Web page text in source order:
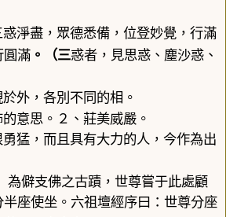
惑淨盡，眾德悉備，位登妙覺，行滿
圓滿。（三惑者，見思惑、塵沙惑、
外，各別不同的相。
的意思。２、莊美威嚴。
猛，而且具有大力的人，今作為出
為僻支佛之古蹟，世尊嘗于此處顧
座使坐。六祖壇經序曰：世尊分座